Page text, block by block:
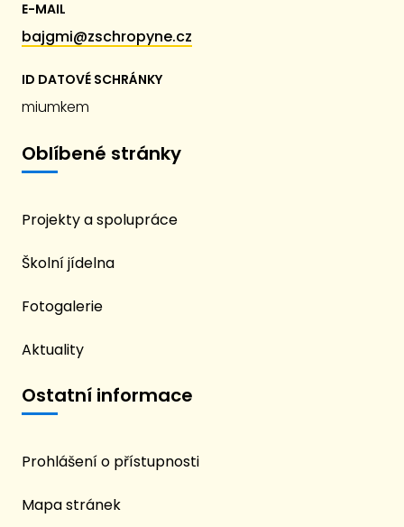
E-MAIL
bajgmi@zschropyne.cz
ID DATOVÉ SCHRÁNKY
miumkem
Oblíbené stránky
Projekty a spolupráce
Školní jídelna
Fotogalerie
Aktuality
Ostatní informace
Prohlášení o přístupnosti
Mapa stránek